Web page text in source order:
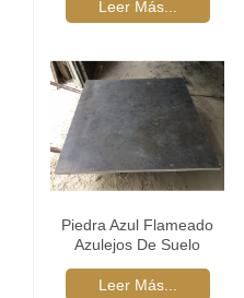
Pavimentación
Leer Más...
Piedra Azul Flameado
Azulejos De Suelo
Leer Más...